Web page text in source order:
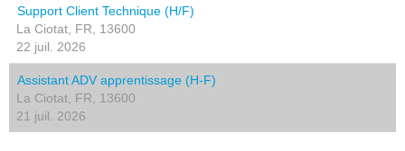
Support Client Technique (H/F)
La Ciotat, FR, 13600
22 juil. 2026
Assistant ADV apprentissage (H-F)
La Ciotat, FR, 13600
21 juil. 2026